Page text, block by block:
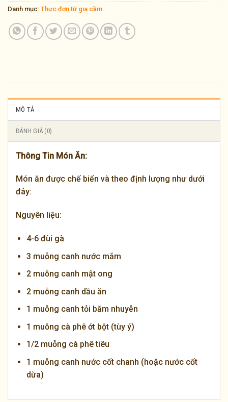
Danh mục: Thực đơn từ gia cầm
MÔ TẢ
ĐÁNH GIÁ (0)
Thông Tin Món Ăn:
Món ăn được chế biến và theo định lượng như dưới
đây:
Nguyên liệu:
4-6 đùi gà
3 muỗng canh nước mắm
2 muỗng canh mật ong
2 muỗng canh dầu ăn
1 muỗng canh tỏi băm nhuyễn
1 muỗng cà phê ớt bột (tùy ý)
1/2 muỗng cà phê tiêu
1 muỗng canh nước cốt chanh (hoặc nước cốt
dừa)